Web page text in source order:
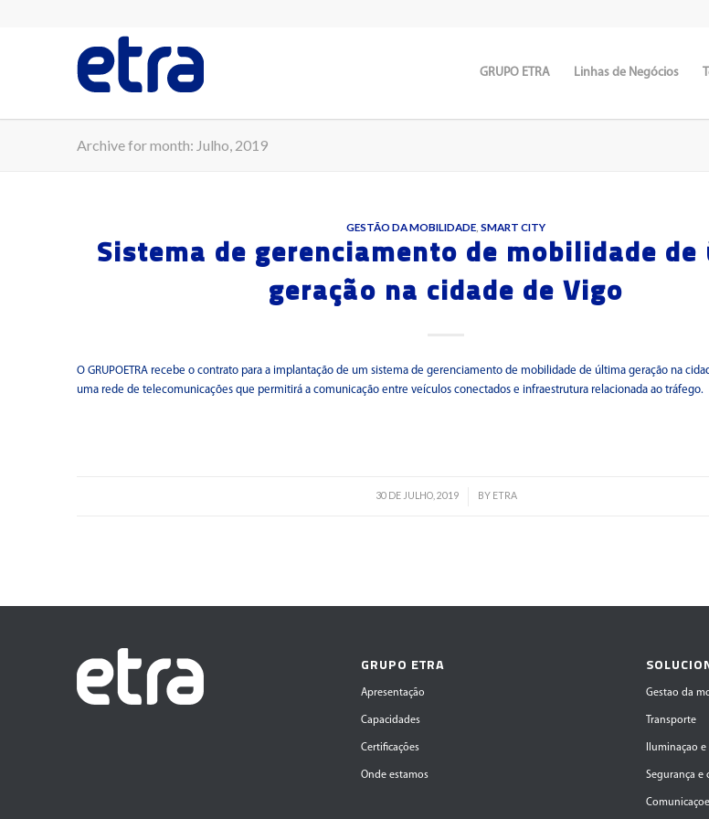
GRUPO ETRA Linhas de Negócios
Archive for month: Julho, 2019
GESTÃO DA MOBILIDADE ,SMART CITY
Sistema de gerenciamento de mobilidade
geração na cidade de Vigo
O GRUPOETRA recebe o contrato para a implantação de um sistema de gerenciamento de mobilidade de última geração na
uma rede de telecomunicações que permitirá a comunicação entre veículos conectados e infraestrutura relacionada ao tráfego.
30 DE JULHO, 2019
/ BY ETRA
GRUPO ETRA
Apresentação
Capacidades
Certificações
Onde estamos
Gestao da
Transporte
Iluminaçao
Segurança e